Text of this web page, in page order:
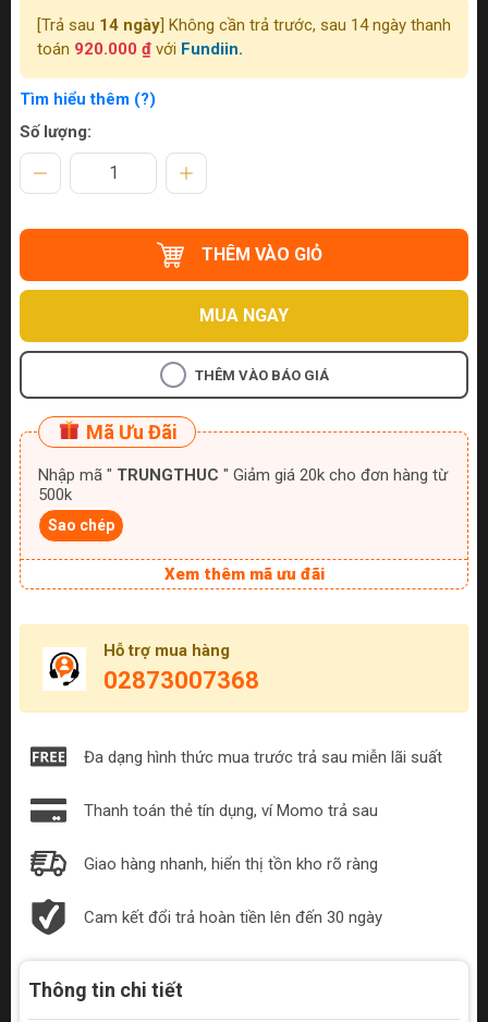
[Trả sau 14 ngày ] Không cần trả trước, sau 14 ngày thanh
toán 920.000 ₫ với Fundiin.
Tìm hiểu thêm (?)
Số lượng:
THÊM VÀO GIỎ
MUA NGAY
THÊM VÀO BÁO GIÁ
Mã Ưu Đãi
Nhập mã " TRUNGTHUC " Giảm giá 20k cho đơn hàng từ
500k
Sao chép
Xem thêm mã ưu đãi
Hỗ trợ mua hàng
02873007368
Đa dạng hình thức mua trước trả sau miễn lãi suất
Thanh toán thẻ tín dụng, ví Momo trả sau
Giao hàng nhanh, hiển thị tồn kho rõ ràng
Cam kết đổi trả hoàn tiền lên đến 30 ngày
Thông tin chi tiết